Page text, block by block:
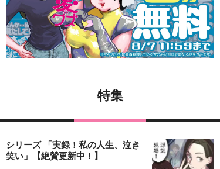
特集
シリーズ 「実録！私の人生、泣き
笑い」【絶賛更新中！】